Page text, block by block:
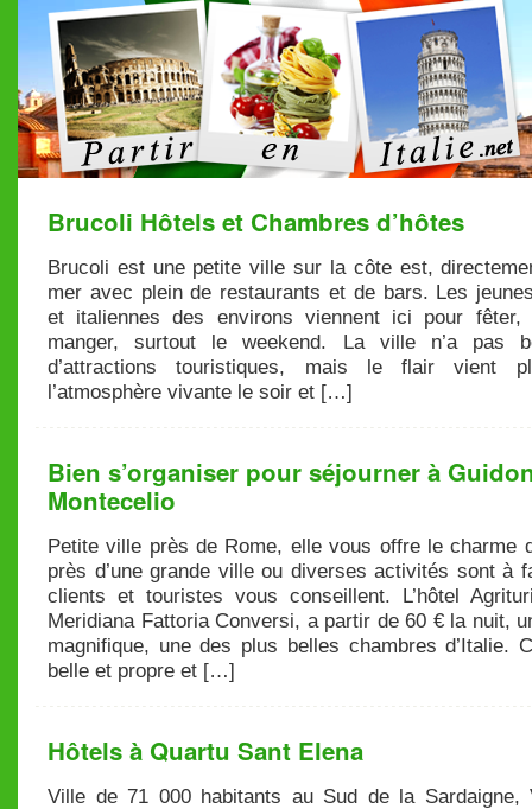
Brucoli Hôtels et Chambres d’hôtes
Brucoli est une petite ville sur la côte est,
mer avec plein de restaurants et de bars. Les
et italiennes des environs viennent ici pour fêter,
manger, surtout le weekend. La ville n’a pas
d’attractions touristiques, mais le flair vient
l’atmosphère vivante le soir et […]
Bien s’organiser pour séjourner à
Montecelio
Petite ville près de Rome, elle vous offre le charme
près d’une grande ville ou diverses activités sont à
clients et touristes vous conseillent. L’hôtel
Meridiana Fattoria Conversi, a partir de 60 € la nuit,
magnifique, une des plus belles chambres d’Italie.
belle et propre et […]
Hôtels à Quartu Sant Elena
Ville de 71 000 habitants au Sud de la Sardaigne,